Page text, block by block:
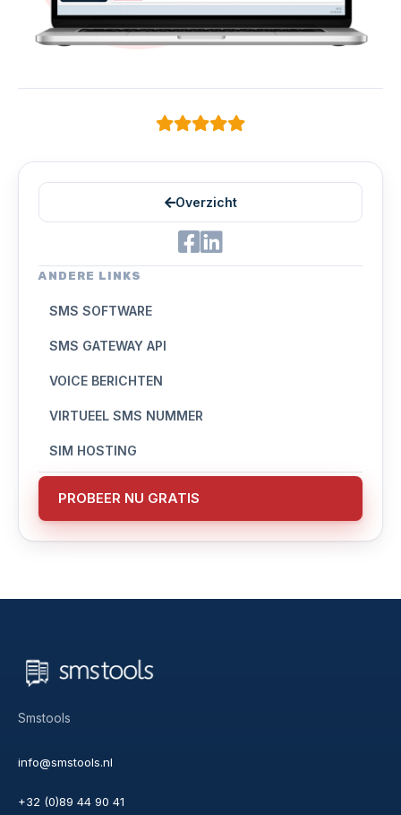
Overzicht
ANDERE LINKS
SMS SOFTWARE
SMS GATEWAY API
VOICE BERICHTEN
VIRTUEEL SMS NUMMER
SIM HOSTING
PROBEER NU GRATIS
Smstools
info@smstools.nl
+32 (0)89 44 90 41